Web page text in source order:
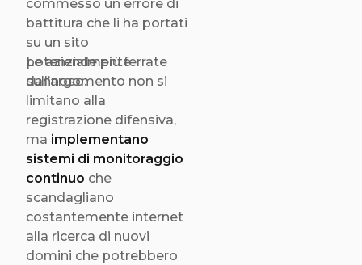
commesso un errore di
battitura che li ha portati
su un sito
potenzialmente
dannoso.
Le aziende più ferrate
sull’argomento non si
limitano alla
registrazione difensiva,
ma implementano
sistemi di monitoraggio
continuo che
scandagliano
costantemente internet
alla ricerca di nuovi
domini che potrebbero